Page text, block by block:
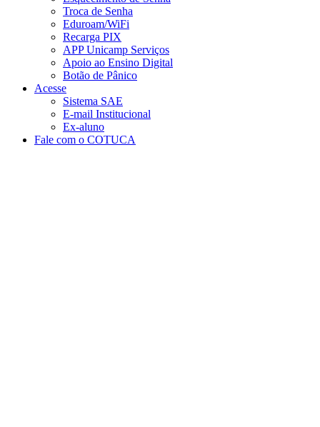
Troca de Senha
Eduroam/WiFi
Recarga PIX
APP Unicamp Serviços
Apoio ao Ensino Digital
Botão de Pânico
Acesse
Sistema SAE
E-mail Institucional
Ex-aluno
Fale com o COTUCA